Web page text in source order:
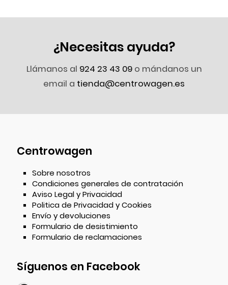
¿Necesitas ayuda?
Llámanos al 924 23 43 09o mándanos un
email a tienda@centrowagen.es
Centrowagen
Sobre nosotros
Condiciones generales de contratación
Aviso Legal y Privacidad
Politica de Privacidad y Cookies
Envío y devoluciones
Formulario de desistimiento
Formulario de reclamaciones
Síguenos en Facebook